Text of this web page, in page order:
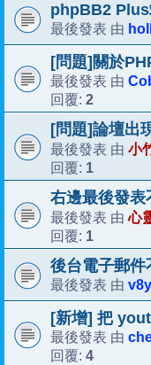
phpBB2 Plus
最後發表 由
[問題]關於
最後發表 由
回覆: 2
[問題]論壇出
最後發表 由 小
回覆: 1
右邊最後發表
最後發表 由心
回覆: 1
後台電子郵件
最後發表 由
[新增] 把
最後發表 由
回覆: 4